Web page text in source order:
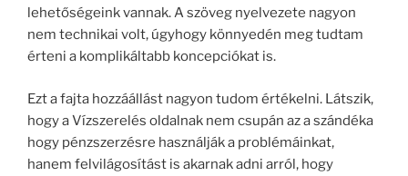
lehetőségeink vannak. A szöveg nyelvezete nagyon
nem technikai volt, úgyhogy könnyedén meg tudtam
érteni a komplikáltabb koncepciókat is.
Ezt a fajta hozzáállást nagyon tudom értékelni. Látszik,
hogy a Vízszerelés oldalnak nem csupán az a szándéka
hogy pénzszerzésre használják a problémáinkat,
hanem felvilágosítást is akarnak adni arról, hogy